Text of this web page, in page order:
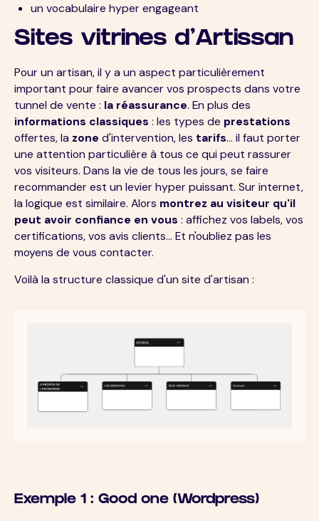
un vocabulaire hyper engageant
Sites vitrines d'Artissan
Pour un artisan, il y a un aspect particulièrement
important pour faire avancer vos prospects dans votre
tunnel de vente : la réassurance. En plus des
informations classiques : les types de prestations
offertes, la zone d'intervention, les tarifs... il faut porter
une attention particulière à tous ce qui peut rassurer
vos visiteurs. Dans la vie de tous les jours, se faire
recommander est un levier hyper puissant. Sur internet,
la logique est similaire. Alors montrez au visiteur qu'il
peut avoir confiance en vous : affichez vos labels, vos
certifications, vos avis clients... Et n'oubliez pas les
moyens de vous contacter.
Voilà la structure classique d'un site d'artisan :
Exemple 1 : Good one (Wordpress)